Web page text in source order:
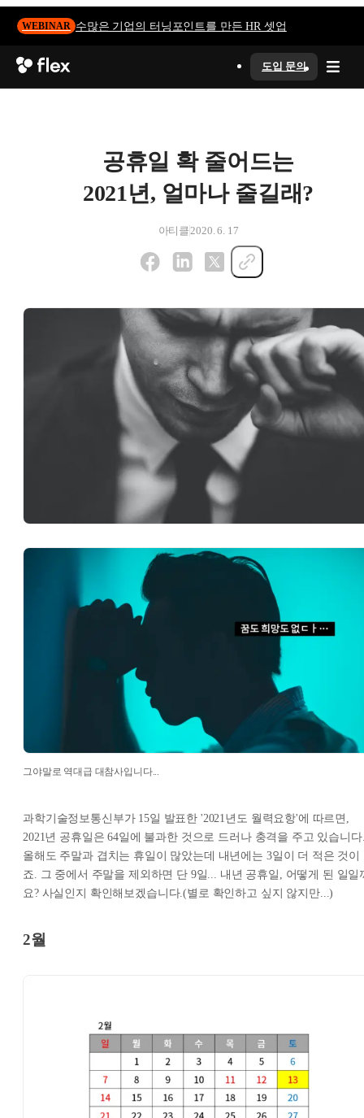
WEBINAR 수많은 기업의 터닝포인트를 만든 HR 셋업
도입 문의
공휴일 확 줄어드는
2021년, 얼마나 줄길래?
아티클 2020. 6. 17
그야말로 역대급 대참사입니다...
과학기술정보통신부가 15일 발표한 '2021년도 월력요항'에 따르면,
2021년 공휴일은 64일에 불과한 것으로 드러나 충격을 주고 있습니다
올해도 주말과 겹치는 휴일이 많았는데 내년에는 3일이 더 적은 것이
죠. 그 중에서 주말을 제외하면 단 9일... 내년 공휴일, 어떻게 된 일일
요? 사실인지 확인해보겠습니다.(별로 확인하고 싶지 않지만...)
2월